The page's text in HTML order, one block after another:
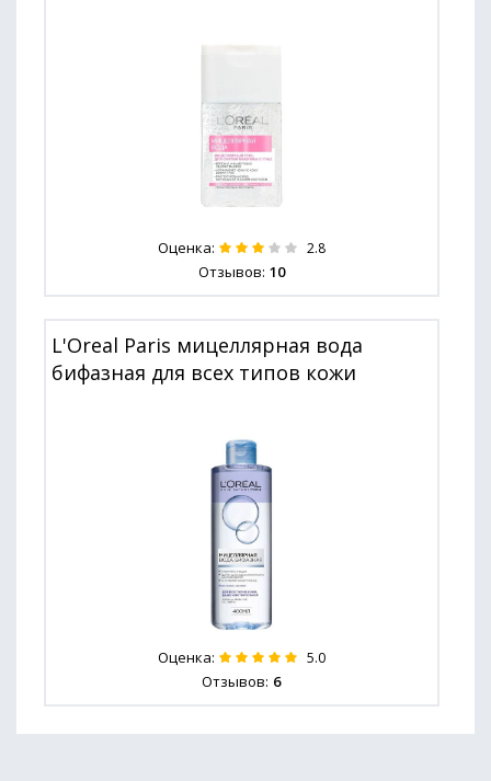
Оценка: 2.8
Отзывов: 10
L'Oreal Paris мицеллярная вода
бифазная для всех типов кожи
Оценка: 5.0
Отзывов: 6